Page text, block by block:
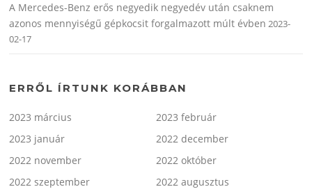
A Mercedes-Benz erős negyedik negyedév után csaknem
azonos mennyiségű gépkocsit forgalmazott múlt évben 2023-
02-17
ERRŐL ÍRTUNK KORÁBBAN
2023 március
2023 február
2023 január
2022 december
2022 november
2022 október
2022 szeptember
2022 augusztus